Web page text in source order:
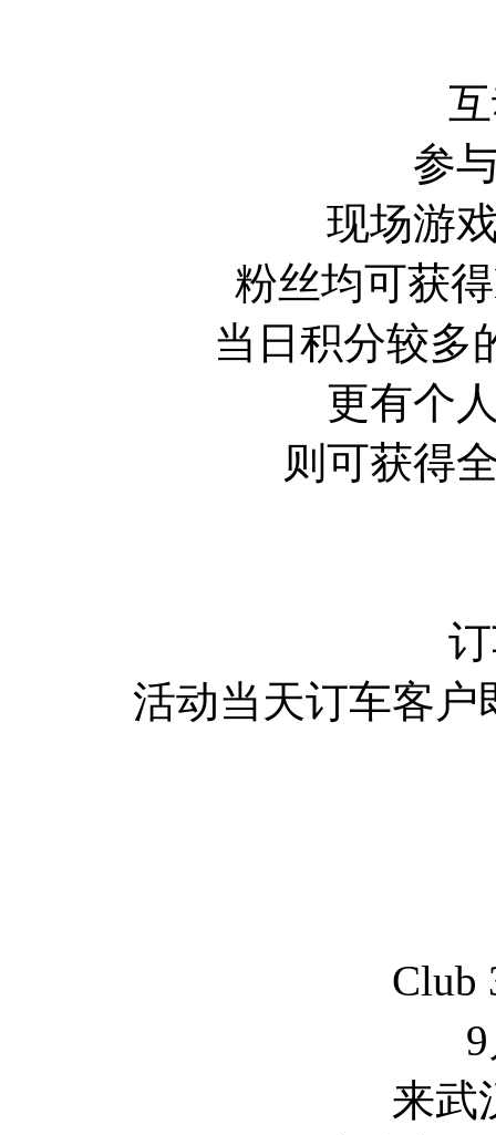
参
现场游
粉丝均可获
当日积分较多
更有个
则可获得
活动当天订车客户
Club
来武